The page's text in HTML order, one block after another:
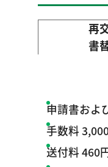
再
書
申請書およ
手数料
送付料 460